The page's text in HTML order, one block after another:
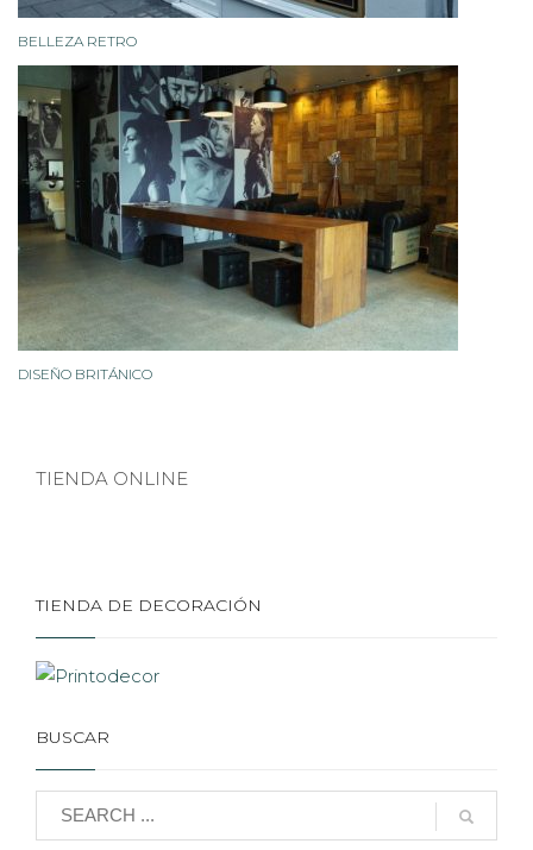
BELLEZA RETRO
DISEÑO BRITÁNICO
TIENDA ONLINE
TIENDA DE DECORACIÓN
BUSCAR